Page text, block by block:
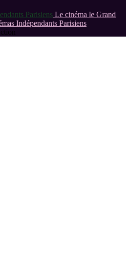
Le cinéma le Grand
Indépendants Parisiens